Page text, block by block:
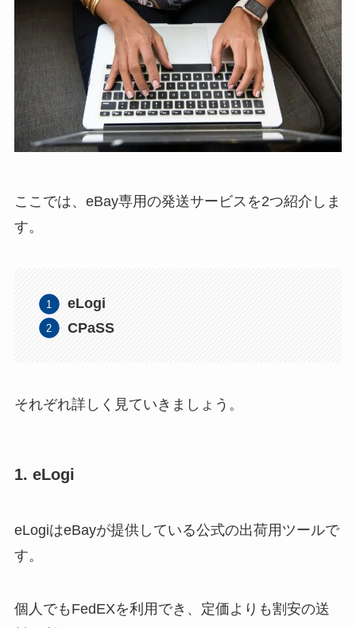
ここでは、eBay専用の発送サービスを2つ紹介しま
す。
eLogi
CPaSS
それぞれ詳しく見ていきましょう。
1. eLogi
eLogiはeBayが提供している公式の出荷用ツールで
す。
個人でもFedEXを利用でき、定価よりも割安の送